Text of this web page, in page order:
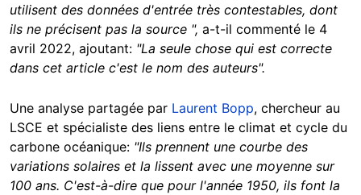
utilisent des données d'entrée très contestables, dont
ils ne précisent pas la source ", a-t-il commenté le 4
avril 2022, ajoutant: "La seule chose qui est correcte
dans cet article c'est le nom des auteurs".
Une analyse partagée par Laurent Bopp, chercheur au
LSCE et spécialiste des liens entre le climat et cycle du
carbone océanique: "Ils prennent une courbe des
variations solaires et la lissent avec une moyenne sur
100 ans. C'est-à-dire que pour l'année 1950, ils font la